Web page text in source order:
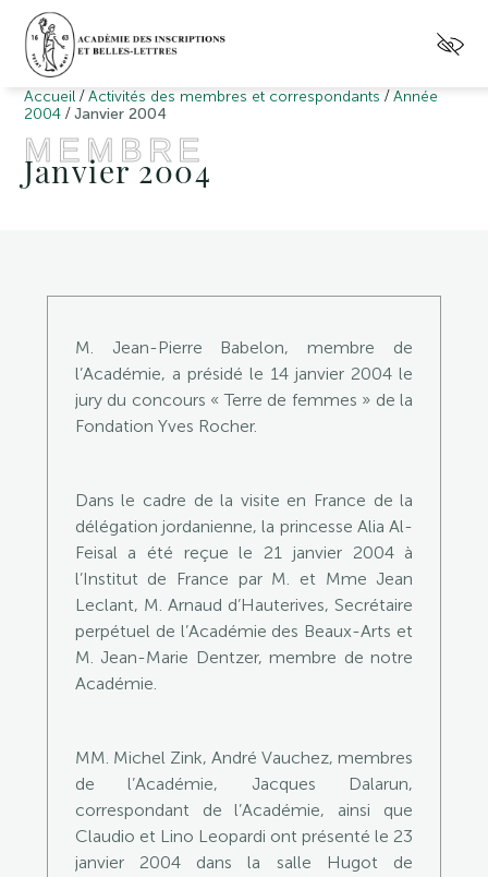
Accueil /Activités des membres et correspondants /Année
2004 /Janvier 2004
MEMBRE
Janvier 2004
M. Jean-Pierre Babelon, membre de
l’Académie, a présidé le 14 janvier 2004 le
jury du concours « Terre de femmes » de la
Fondation Yves Rocher.
Dans le cadre de la visite en France de la
délégation jordanienne, la princesse Alia Al-
Feisal a été reçue le 21 janvier 2004 à
l’Institut de France par M. et Mme Jean
Leclant, M. Arnaud d’Hauterives, Secrétaire
perpétuel de l’Académie des Beaux-Arts et
M. Jean-Marie Dentzer, membre de notre
Académie.
MM. Michel Zink, André Vauchez, membres
de l’Académie, Jacques Dalarun,
correspondant de l’Académie, ainsi que
Claudio et Lino Leopardi ont présenté le 23
janvier 2004 dans la salle Hugot de